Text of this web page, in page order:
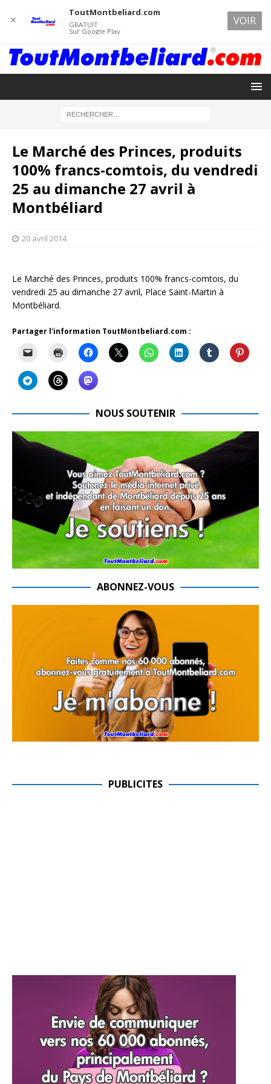
Le Marché des Princes, produits
100% francs-comtois, du vendredi
25 au dimanche 27 avril à
Montbéliard
20 avril 2014
Le Marché des Princes, produits 100% francs-comtois, du
vendredi 25 au dimanche 27 avril, Place Saint-Martin à
Montbéliard.
Partager l'information ToutMontbeliard.com :
NOUS SOUTENIR
ABONNEZ-VOUS
PUBLICITES
✕
ToutMontbeliard.com
GRATUIT
Sur Google Play
VOIR